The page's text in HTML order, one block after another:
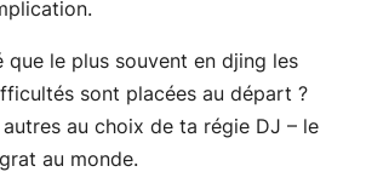
que le plus souvent en djing les
sont placées au départ ?
au choix de ta régie DJ – le
au monde.